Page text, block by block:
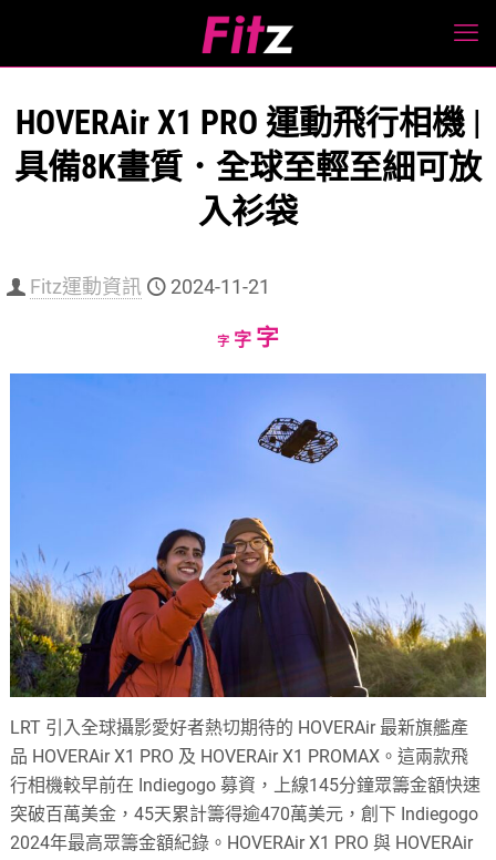
HOVERAir X1 PRO 運動飛行相機 |
具備8K畫質．全球至輕至細可放
入衫袋
Fitz運動資訊 2024-11-21
字Decrease
字Reset
字Increase
LRT 引入全球攝影愛好者熱切期待的 HOVERAir 最新旗艦產
品 HOVERAir X1 PRO 及 HOVERAir X1 PROMAX。這兩款飛
行相機較早前在 Indiegogo 募資，上線145分鐘眾籌金額快速
突破百萬美金，45天累計籌得逾470萬美元，創下 Indiegogo
2024年最高眾籌金額紀錄。HOVERAir X1 PRO 與 HOVERAir